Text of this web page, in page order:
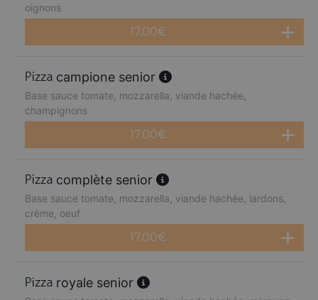
oignons
17.00€
campione senior
Base sauce tomate, mozzarella, viande hachée,
champignons
17.00€
complète senior
Base sauce tomate, mozzarella, viande hachée, lardons,
crème, oeuf
17.00€
royale senior